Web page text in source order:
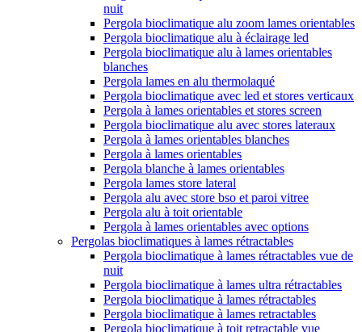
nuit
Pergola bioclimatique alu zoom lames orientables
Pergola bioclimatique alu à éclairage led
Pergola bioclimatique alu à lames orientables
blanches
Pergola lames en alu thermolaqué
Pergola bioclimatique avec led et stores verticaux
Pergola à lames orientables et stores screen
Pergola bioclimatique alu avec stores lateraux
Pergola à lames orientables blanches
Pergola à lames orientables
Pergola blanche à lames orientables
Pergola lames store lateral
Pergola alu avec store bso et paroi vitree
Pergola alu à toit orientable
Pergola à lames orientables avec options
Pergolas bioclimatiques à lames rétractables
Pergola bioclimatique à lames rétractables vue de
nuit
Pergola bioclimatique à lames ultra rétractables
Pergola bioclimatique à lames rétractables
Pergola bioclimatique à lames retractables
Pergola bioclimatique à toit retractable vue